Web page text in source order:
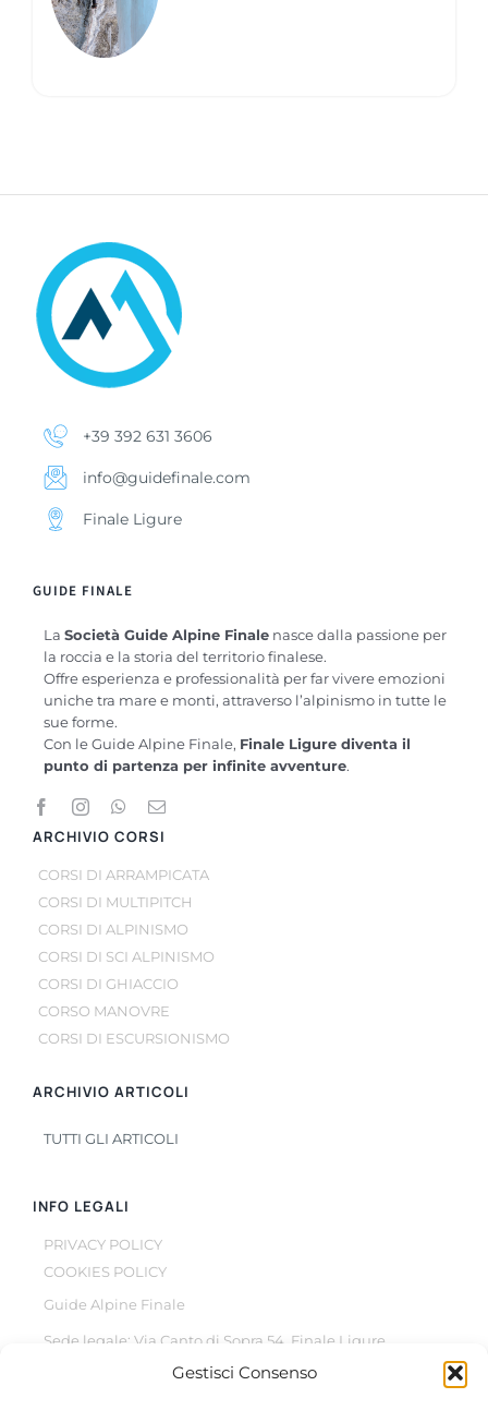
Gestisci Consenso
+39 392 631 3606
info@guidefinale.com
Finale Ligure
GUIDE FINALE
La Società Guide Alpine Finalenasce dalla passione per
la roccia e la storia del territorio finalese.
Offre esperienza e professionalità per far vivere emozioni
uniche tra mare e monti, attraverso l’alpinismo in tutte le
sue forme.
Con le Guide Alpine Finale, Finale Ligure diventa il
punto di partenza per infinite avventure.
ARCHIVIO CORSI
CORSI DI ARRAMPICATA
CORSI DI MULTIPITCH
CORSI DI ALPINISMO
CORSI DI SCI ALPINISMO
CORSI DI GHIACCIO
CORSO MANOVRE
CORSI DI ESCURSIONISMO
ARCHIVIO ARTICOLI
TUTTI GLI ARTICOLI
INFO LEGALI
PRIVACY POLICY
COOKIES POLICY
Guide Alpine Finale
Sede legale: Via Canto di Sopra 54, Finale Ligure